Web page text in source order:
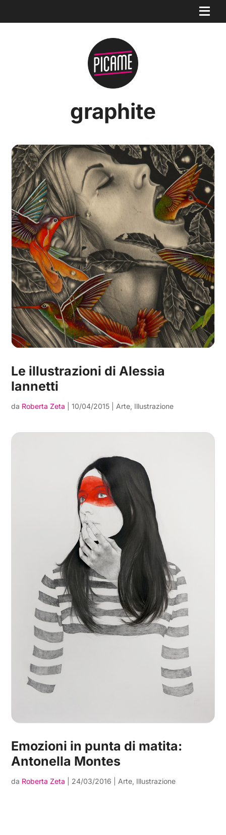
graphite
Le illustrazioni di Alessia
Iannetti
da Roberta Zeta |10/04/2015 Arte, Illustrazione
Emozioni in punta di matita:
Antonella Montes
da Roberta Zeta 24/03/2016 |Arte, Illustrazione